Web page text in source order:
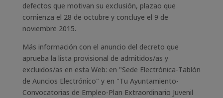
defectos que motivan su exclusión, plazao que
comienza el 28 de octubre y concluye el 9 de
noviembre 2015.
Más información con el anuncio del decreto que
aprueba la lista provisional de admitidos/as y
excluidos/as en esta Web: en "Sede Electrónica-Tablón
de Auncios Electrónico" y en "Tu Ayuntamiento-
Convocatorias de Empleo-Plan Extraordinario Juvenil